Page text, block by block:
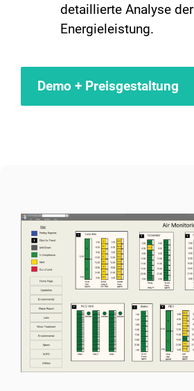
detaillierte Analyse der
Energieleistung.
Demo + Preisgestaltung